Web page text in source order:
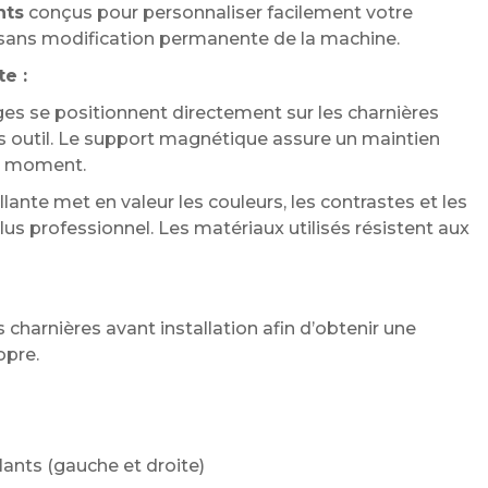
conçus pour personnaliser facilement votre
modification permanente de la machine.
:
se positionnent directement sur les charnières
outil. Le support magnétique assure un maintien
moment.
met en valeur les couleurs, les contrastes et les
professionnel. Les matériaux utilisés résistent aux
avant installation afin d’obtenir une
(gauche et droite)